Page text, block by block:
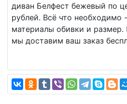
диван Белфест бежевый по
рублей. Всё что необходимо
материалы обивки и
мы доставим ваш заказ